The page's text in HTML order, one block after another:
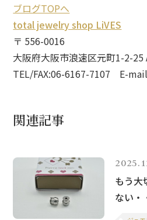
ブログTOPへ
total jewelry shop LiVES
〒 556-0016
大阪府大阪市浪速区元町1-2-
TEL/FAX:06-6167-7107 E-
関連記事
もう大
ない・